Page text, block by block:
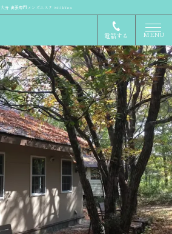
大分 出張専門メンズエステ MilkTea
電話する MENU